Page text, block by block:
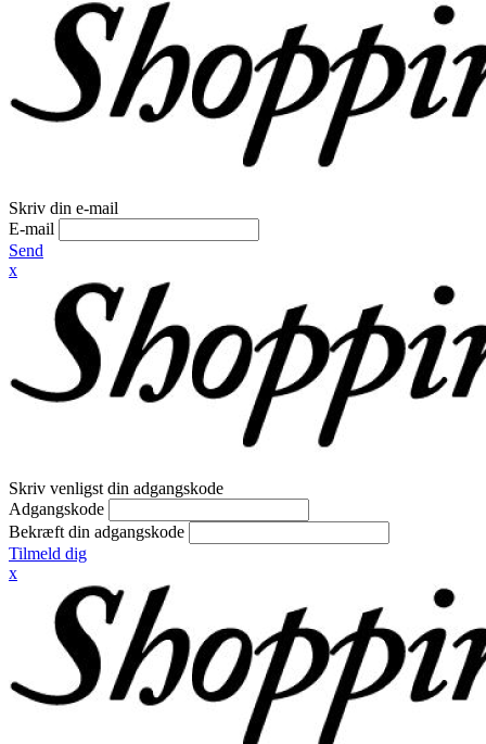
Skriv din e-mail
E-mail
Send
x
Skriv venligst din adgangskode
Adgangskode
Bekræft din adgangskode
Tilmeld dig
x